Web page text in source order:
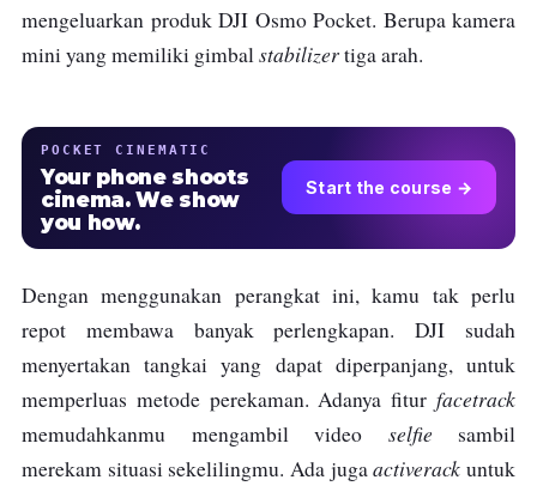
mengeluarkan produk DJI Osmo Pocket. Berupa kamera
mini yang memiliki gimbal stabilizertiga arah.
POCKET CINEMATIC
Your phone shoots
cinema. We show
you how.
Start the course →
Dengan menggunakan perangkat ini, kamu tak perlu
repot membawa banyak perlengkapan. DJI sudah
menyertakan tangkai yang dapat diperpanjang, untuk
memperluas metode perekaman. Adanya fitur facetrack
memudahkanmu mengambil video selfie sambil
merekam situasi sekelilingmu. Ada jugaactiverack untuk